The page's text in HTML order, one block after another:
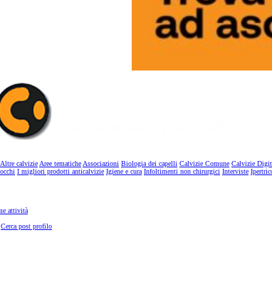
Altre calvizieAree tematicheAssociazioni Biologia dei capelli Calvizie Comune Calvizie
I migliori prodotti anticalvizie Igiene e cura Infoltimenti non chirurgici Interviste
attività
Cerca post profilo